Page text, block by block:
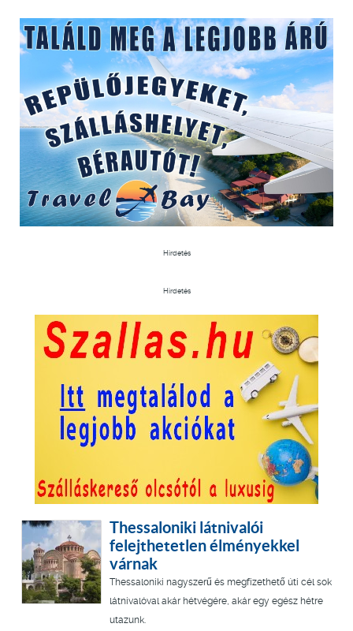
Hirdetés
Hirdetés
Thessaloniki látnivalói
felejthetetlen élményekkel
várnak
Thessaloniki nagyszerű és megfizethető úti cél sok
látnivalóval akár hétvégére, akár egy egész hétre
utazunk.